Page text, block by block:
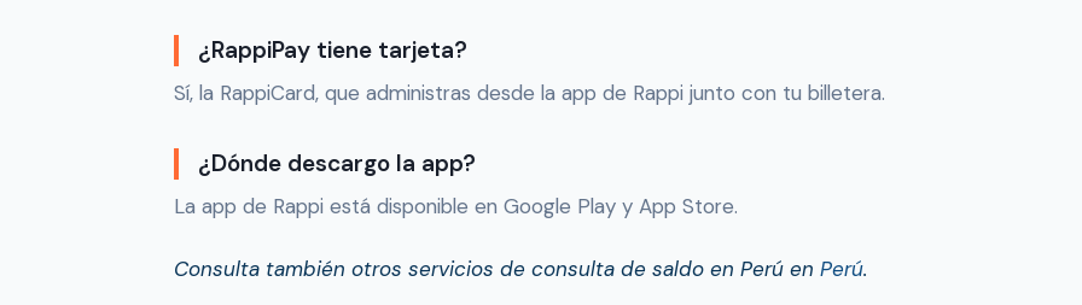
¿RappiPay tiene tarjeta?
Sí, la RappiCard, que administras desde la app de Rappi junto con tu billetera.
¿Dónde descargo la app?
La app de Rappi está disponible en Google Play y App Store.
Consulta también otros servicios de consulta de saldo en Perú en Perú.